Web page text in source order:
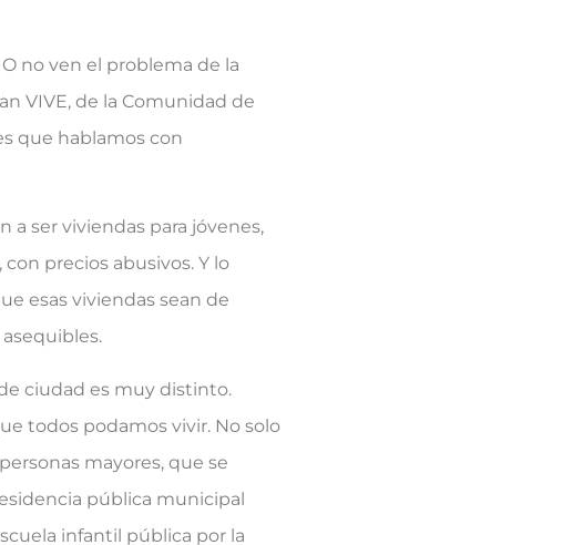
no ven el problema de la
VIVE, de la Comunidad de
que hablamos con
ser viviendas para jóvenes,
precios abusivos. Y lo
esas viviendas sean de
ciudad es muy distinto.
todos podamos vivir. No solo
mayores, que se
pública municipal
infantil pública por la